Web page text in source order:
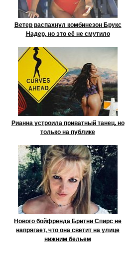
Ветер распахнул комбинезон Брукс
Надер, но это её не смутило
Рианна устроила приватный танец, но
только на публике
Нового бойфренда Бритни Спирс не
напрягает, что она светит на улице
нижним бельем